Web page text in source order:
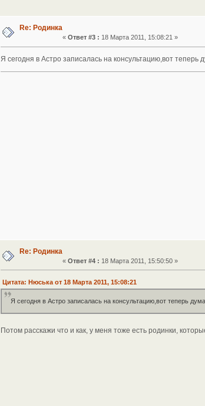
Re: Родинка
«Ответ #3 : 18 Марта 2011, 15:08:21 »
Я сегодня в Астро записалась на консультацию,вот теперь
Re: Родинка
«Ответ #4 : 18 Марта 2011, 15:50:50 »
Цитата: Нюська от 18 Марта 2011, 15:08:21
Я сегодня в Астро записалась на консультацию,вот теперь
Потом расскажи что и как, у меня тоже есть родинки,